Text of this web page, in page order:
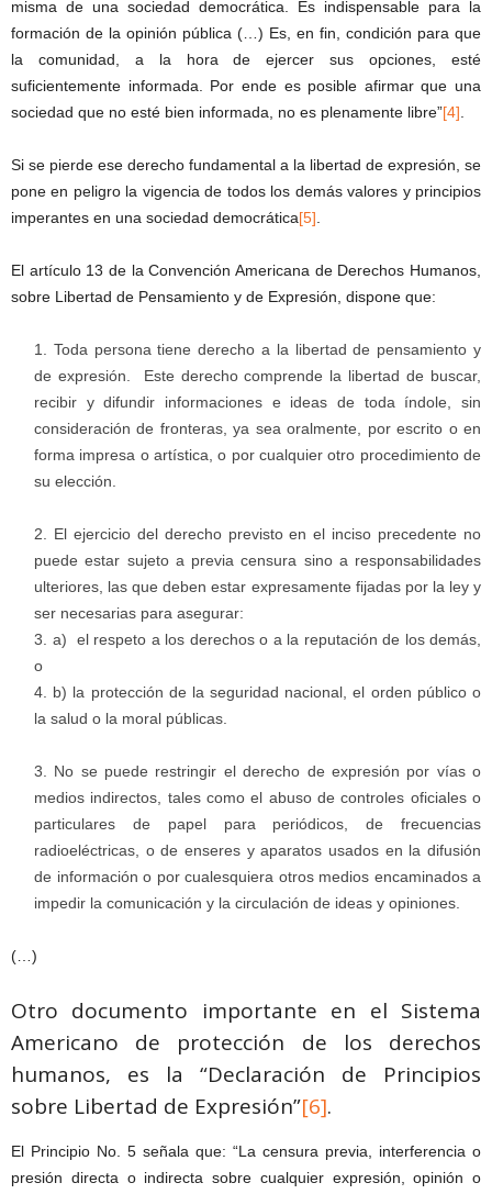
misma de una sociedad democrática. Es indispensable para la
formación de la opinión pública (…) Es, en fin, condición para que
la comunidad, a la hora de ejercer sus opciones, esté
suficientemente informada. Por ende es posible afirmar que una
sociedad que no esté bien informada, no es plenamente libre”[4]
Si se pierde ese derecho fundamental a la libertad de expresión, se
pone en peligro la vigencia de todos los demás valores y principios
imperantes en una sociedad democrática[5]
El artículo 13 de la Convención Americana de Derechos Humanos,
sobre Libertad de Pensamiento y de Expresión, dispone que:
Toda persona tiene derecho a la libertad de pensamiento y
de expresión. Este derecho comprende la libertad de buscar,
recibir y difundir informaciones e ideas de toda índole, sin
consideración de fronteras, ya sea oralmente, por escrito o en
forma impresa o artística, o por cualquier otro procedimiento de
su elección.
El ejercicio del derecho previsto en el inciso precedente no
puede estar sujeto a previa censura sino a responsabilidades
ulteriores, las que deben estar expresamente fijadas por la ley y
ser necesarias para asegurar:
a) el respeto a los derechos o a la reputación de los demás,
o
b) la protección de la seguridad nacional, el orden público o
la salud o la moral públicas.
No se puede restringir el derecho de expresión por vías o
medios indirectos, tales como el abuso de controles oficiales o
particulares de papel para periódicos, de frecuencias
radioeléctricas, o de enseres y aparatos usados en la difusión
de información o por cualesquiera otros medios encaminados a
impedir la comunicación y la circulación de ideas y opiniones.
(…)
Otro documento importante en el Sistema
Americano de protección de los derechos
humanos, es la “Declaración de Principios
sobre Libertad de Expresión”[6].
El Principio No. 5 señala que: “La censura previa, interferencia o
presión directa o indirecta sobre cualquier expresión, opinión o